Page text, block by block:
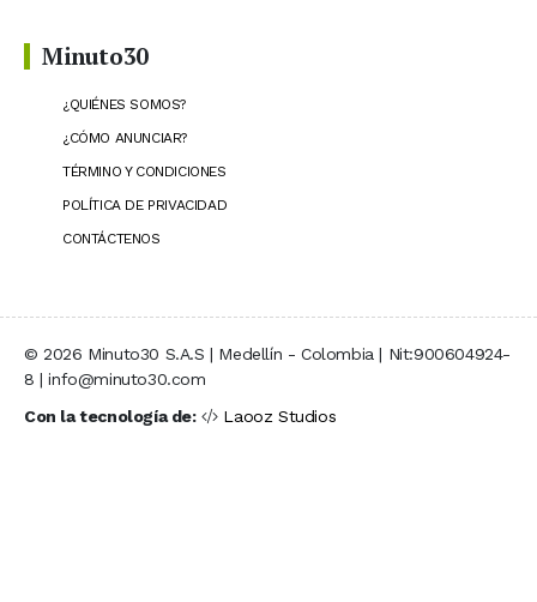
Minuto30
¿QUIÉNES SOMOS?
¿CÓMO ANUNCIAR?
TÉRMINO Y CONDICIONES
POLÍTICA DE PRIVACIDAD
CONTÁCTENOS
© 2026 Minuto30 S.A.S | Medellín - Colombia | Nit:900604924-
8 | info@minuto30.com
Con la tecnología de:
Laooz Studios